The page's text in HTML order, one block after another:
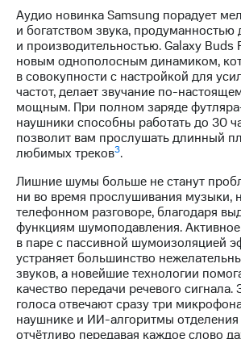
Аудио новинка Samsung порадует
и богатством звука, продуманностью
и производительностью. Galaxy Buds
новым однополосным динамиком,
в совокупности с настройкой для
частот, делает звучание по-
мощным. При полном заряде
наушники способны работать до 30
позволит вам прослушать длинный
любимых треков3.
Лишние шумы больше не станут
ни во время прослушивания музыки,
телефонном разговоре, благодаря
функциям шумоподавления.
в паре с пассивной шумоизоляцией
устраняет большинство
звуков, а новейшие технологии
качество передачи речевого сигнала.
голоса отвечают сразу три
наушнике и ИИ-алгоритмы отделения
отчётливо передавая каждое слово